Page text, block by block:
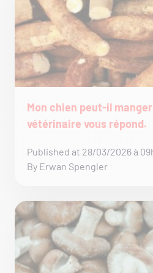
Mon chien peut-il
vétérinaire vous répond.
Published at 28/03/2026 à
By Erwan Spengler